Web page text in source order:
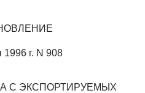
г. N 908
С ЭКСПОРТИРУЕМЫХ